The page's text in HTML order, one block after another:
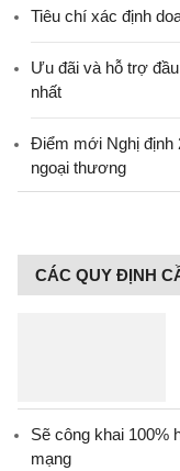
Tiêu chí xác định
Ưu đãi và hỗ trợ
nhất
Điểm mới Nghị định
ngoại thương
CÁC QUY ĐỊNH
Sẽ công khai 100%
mạng